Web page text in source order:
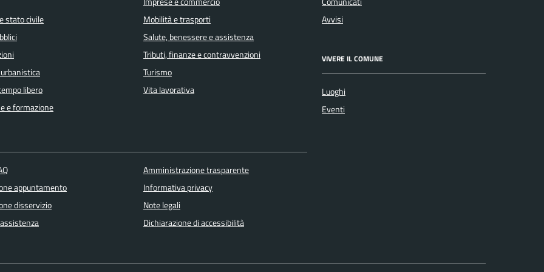
stato civile
libero
e formazione
Mobilità e trasporti
Salute, benessere e assistenza
Tributi, finanze e contravvenzioni
Turismo
Vita lavorativa
Avvisi
VIVERE IL COMUNE
Luoghi
Eventi
appuntamento
disservizio
Amministrazione trasparente
Informativa privacy
Note legali
Dichiarazione di accessibilità